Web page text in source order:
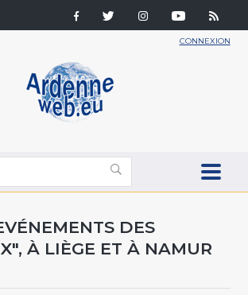
CONNEXION
DES
À LIÈGE ET À NAMUR